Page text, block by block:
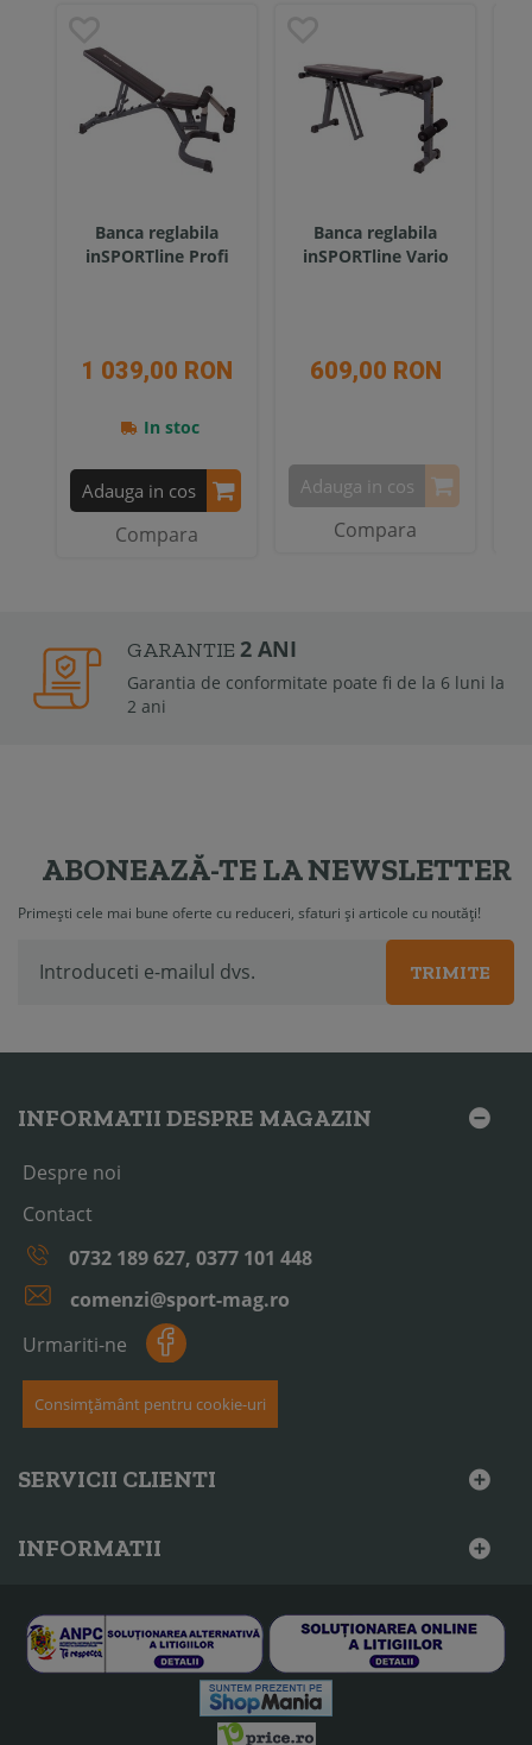
Banca reglabila
inSPORTline Profi
1 039,00 RON
In stoc
Adauga in cos
Compara
Banca reglabila
inSPORTline Vario
609,00 RON
Adauga in cos
Compara
GARANTIE 2 ANI
Garantia de conformitate poate fi de la 6 luni la
2 ani
ABONEAZĂ-TE LA NEWSLETTER
Primești cele mai bune oferte cu reduceri, sfaturi și articole cu noutăți!
TRIMITE
INFORMATII DESPRE MAGAZIN
Despre noi
Contact
0732 189 627, 0377 101 448
comenzi@sport-mag.ro
Urmariti-ne
Consimțământ pentru cookie-uri
SERVICII CLIENTI
INFORMATII